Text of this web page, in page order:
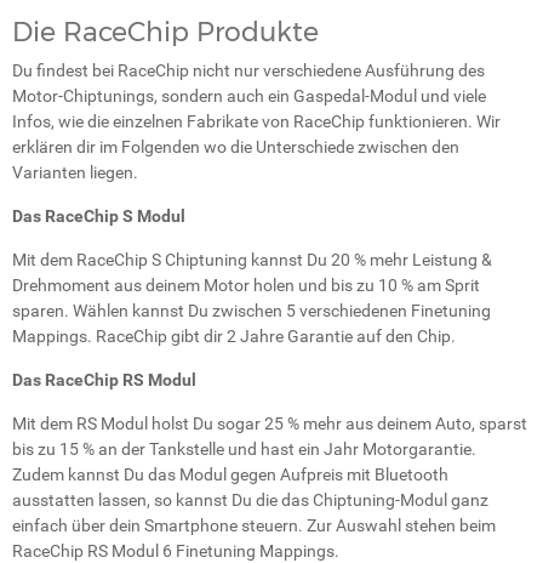
Die RaceChip Produkte
Du findest bei RaceChip nicht nur verschiedene Ausführung des
Motor-Chiptunings, sondern auch ein Gaspedal-Modul und viele
Infos, wie die einzelnen Fabrikate von RaceChip funktionieren. Wir
erklären dir im Folgenden wo die Unterschiede zwischen den
Varianten liegen.
Das RaceChip S Modul
Mit dem RaceChip S Chiptuning kannst Du 20 % mehr Leistung &
Drehmoment aus deinem Motor holen und bis zu 10 % am Sprit
sparen. Wählen kannst Du zwischen 5 verschiedenen Finetuning
Mappings. RaceChip gibt dir 2 Jahre Garantie auf den Chip.
Das RaceChip RS Modul
Mit dem RS Modul holst Du sogar 25 % mehr aus deinem Auto, sparst
bis zu 15 % an der Tankstelle und hast ein Jahr Motorgarantie.
Zudem kannst Du das Modul gegen Aufpreis mit Bluetooth
ausstatten lassen, so kannst Du die das Chiptuning-Modul ganz
einfach über dein Smartphone steuern. Zur Auswahl stehen beim
RaceChip RS Modul 6 Finetuning Mappings.